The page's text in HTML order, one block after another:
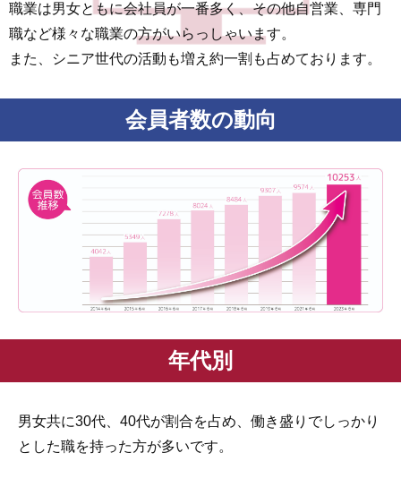
職業は男女ともに会社員が一番多く、その他自営業、専門
職など様々な職業の方がいらっしゃいます。
また、シニア世代の活動も増え約一割も占めております。
会員者数の動向
年代別
男女共に30代、40代が割合を占め、働き盛りでしっかり
とした職を持った方が多いです。